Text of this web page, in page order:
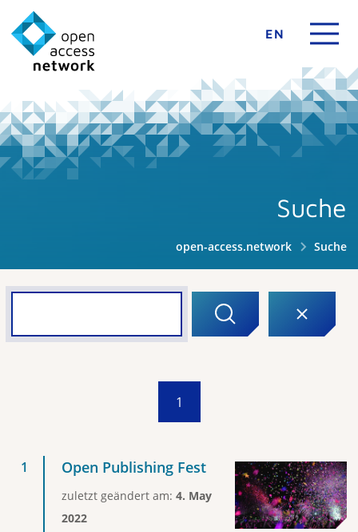
EN
Suche
open-access.network Suche
1
Open Publishing Fest
zuletzt geändert am: 4. May
2022